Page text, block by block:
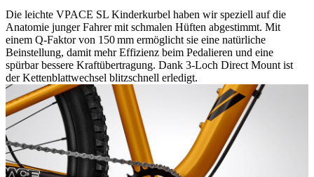
Die leichte VPACE SL Kinderkurbel haben wir speziell auf die
Anatomie junger Fahrer mit schmalen Hüften abgestimmt. Mit
einem Q-Faktor von 150 mm ermöglicht sie eine natürliche
Beinstellung, damit mehr Effizienz beim Pedalieren und eine
spürbar bessere Kraftübertragung. Dank 3-Loch Direct Mount ist
der Kettenblattwechsel blitzschnell erledigt.